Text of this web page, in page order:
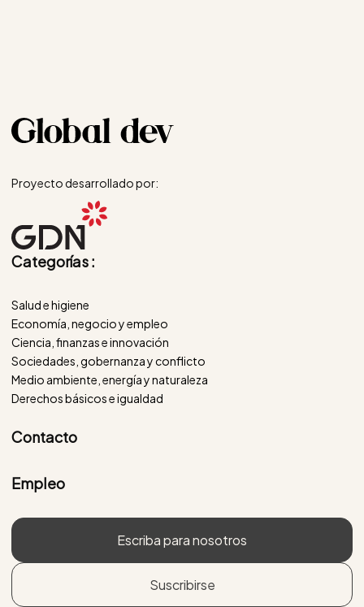
Proyecto desarrollado por:
Categorías :
Salud e higiene
Economía, negocio y empleo
Ciencia, finanzas e innovación
Sociedades, gobernanza y conflicto
Medio ambiente, energía y naturaleza
Derechos básicos e igualdad
Contacto
Empleo
Escriba para nosotros
Suscribirse